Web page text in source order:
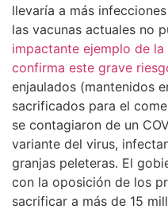
llevaría a más
las vacunas actuales no
impactante ejemplo de
confirma este grave
enjaulados (mantenidos
sacrificados para el
se contagiaron de un
variante del virus,
granjas peleteras. El
con la oposición de los
sacrificar a más de 15